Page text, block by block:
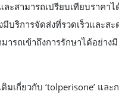
ะสามารถเปรียบเทียบราคาไ
มีบริการจัดส่งที่รวดเร็วและส
ารถเข้าถึงการรักษาได้อย่างมี
มเกี่ยวกับ ‘tolperisone’ และ